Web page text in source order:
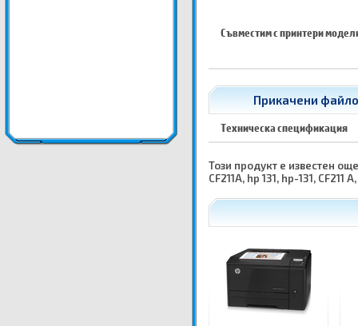
Съвместим с принтери
Прикачени
Техническа спецификация
Този продукт е известен още
CF211A, hp 131, hp-131, CF211